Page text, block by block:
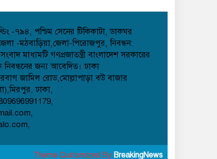
-৭৯৪, পশ্চিম সেনের টিকিকাটা, ডাকঘর
-মঠবাড়িয়া,জেলা-পিরোজপুর, নিবন্ধন:
মাধ্যমটি গণপ্রজাতন্ত্রী বাংলাদেশ সরকারের
নিবন্ধনের জন্য আবেদিত। ঢাকা
জামিল রোড,মোল্লাপাড়া বউ বাজার
ঢাকা,
Theme Customized By BreakingNews